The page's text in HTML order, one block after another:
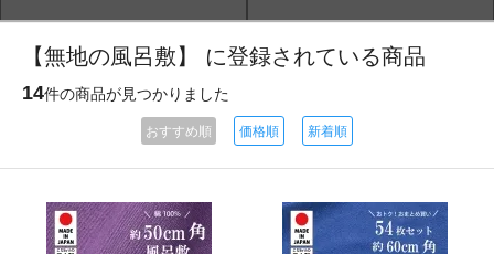
【無地の風呂敷】 に登録されている商品
14件の商品が見つかりました
おすすめ順 価格順 新着順